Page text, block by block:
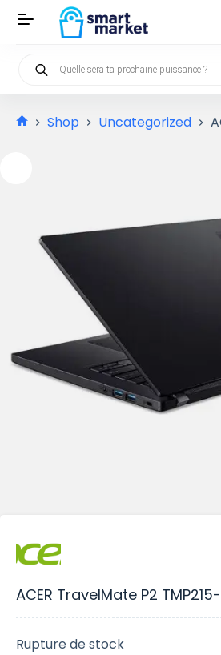
Shop Uncategorized
ACER TravelMate P2
Rupture de stock